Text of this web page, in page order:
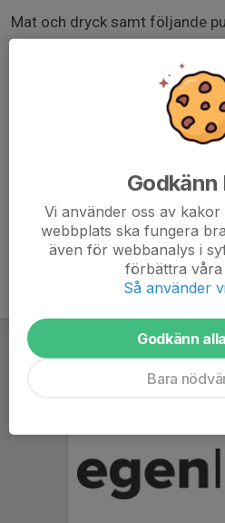
Mat och dryck samt följande
Godkänn
Vi använder oss av
webbplats ska fungera
även för webbanalys i
förbättra våra
Så använder
Godkänn
Bara